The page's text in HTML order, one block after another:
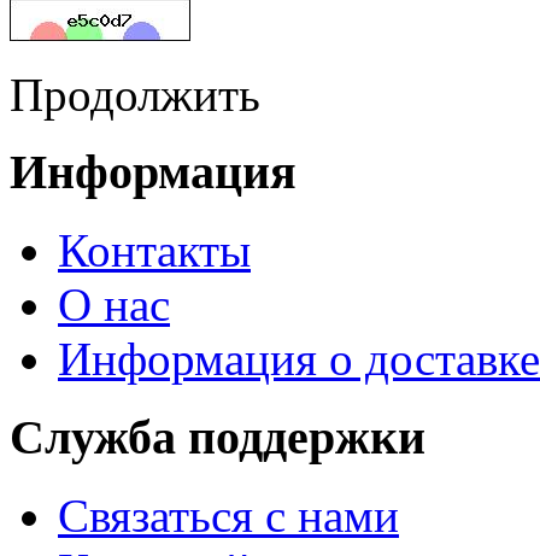
Продолжить
Информация
Контакты
О нас
Информация о доставке
Служба поддержки
Связаться с нами